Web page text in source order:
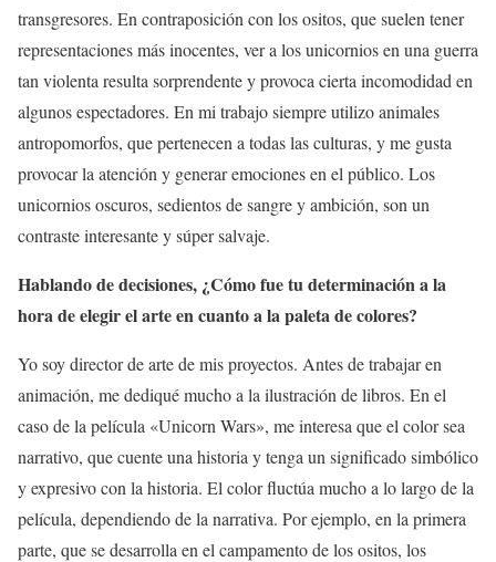
transgresores. En contraposición con los ositos, que suelen tener
representaciones más inocentes, ver a los unicornios en una guerra
tan violenta resulta sorprendente y provoca cierta incomodidad en
algunos espectadores. En mi trabajo siempre utilizo animales
antropomorfos, que pertenecen a todas las culturas, y me gusta
provocar la atención y generar emociones en el público. Los
unicornios oscuros, sedientos de sangre y ambición, son un
contraste interesante y súper salvaje.
Hablando de decisiones, ¿Cómo fue tu determinación a la
hora de elegir el arte en cuanto a la paleta de colores?
Yo soy director de arte de mis proyectos. Antes de trabajar en
animación, me dediqué mucho a la ilustración de libros. En el
caso de la película «Unicorn Wars», me interesa que el color sea
narrativo, que cuente una historia y tenga un significado simbólico
y expresivo con la historia. El color fluctúa mucho a lo largo de la
película, dependiendo de la narrativa. Por ejemplo, en la primera
parte, que se desarrolla en el campamento de los ositos, los